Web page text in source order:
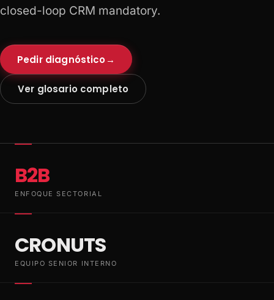
closed-loop CRM mandatory.
Pedir diagnóstico→
Ver glosario completo
B2B
ENFOQUE SECTORIAL
CRONUTS
EQUIPO SENIOR INTERNO